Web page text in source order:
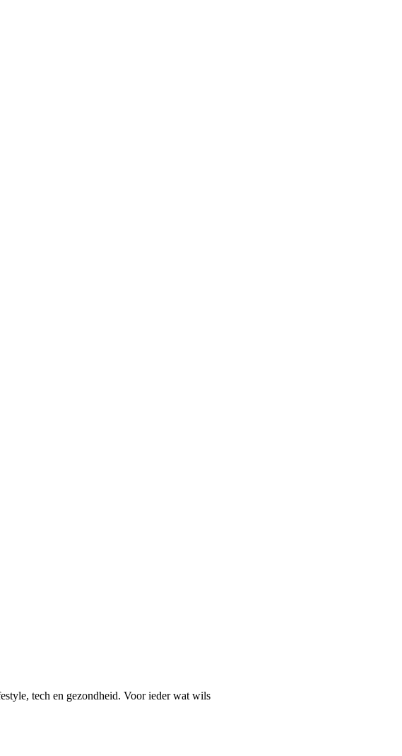
tech en gezondheid. Voor ieder wat wils